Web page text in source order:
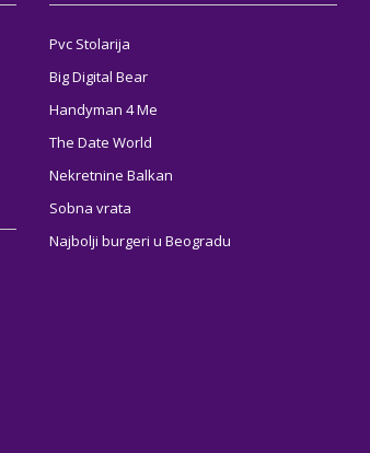
Pvc Stolarija
Big Digital Bear
Handyman 4 Me
The Date World
Nekretnine Balkan
Sobna vrata
Najbolji burgeri u Beogradu